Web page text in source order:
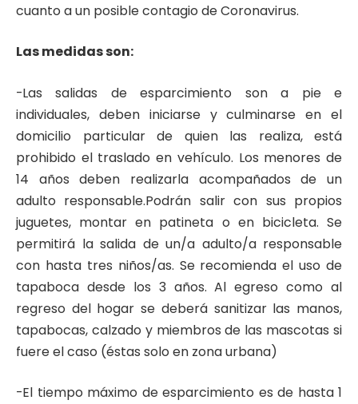
cuanto a un posible contagio de Coronavirus.
Las medidas son:
-Las salidas de esparcimiento son a pie e
individuales, deben iniciarse y culminarse en el
domicilio particular de quien las realiza, está
prohibido el traslado en vehículo. Los menores de
14 años deben realizarla acompañados de un
adulto responsable.Podrán salir con sus propios
juguetes, montar en patineta o en bicicleta. Se
permitirá la salida de un/a adulto/a responsable
con hasta tres niños/as. Se recomienda el uso de
tapaboca desde los 3 años. Al egreso como al
regreso del hogar se deberá sanitizar las manos,
tapabocas, calzado y miembros de las mascotas si
fuere el caso (éstas solo en zona urbana)
-El tiempo máximo de esparcimiento es de hasta 1